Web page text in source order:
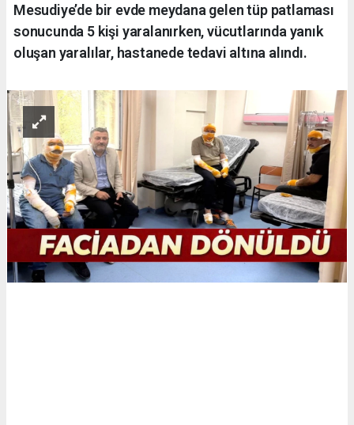
Mesudiye’de bir evde meydana gelen tüp patlaması
sonucunda 5 kişi yaralanırken, vücutlarında yanık
oluşan yaralılar, hastanede tedavi altına alındı.